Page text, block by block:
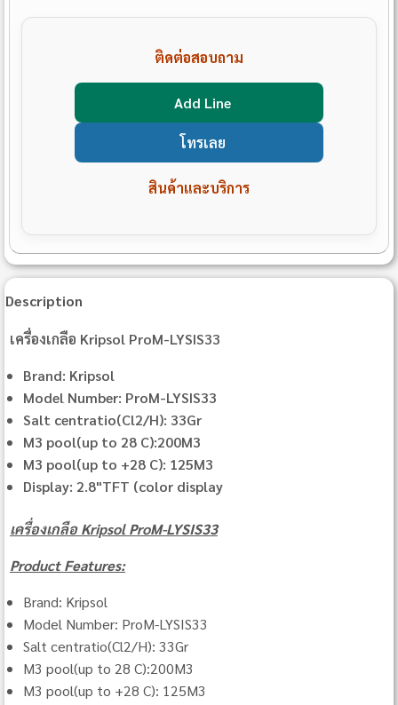
ติดต่อสอบถาม
Add Line
โทรเลย
สินค้าและบริการ
Description
เครื่องเกลือ Kripsol ProM-LYSIS33
Brand: Kripsol
Model Number: ProM-LYSIS33
Salt centratio(Cl2/H): 33Gr
M3 pool(up to 28 C):200M3
M3 pool(up to +28 C): 125M3
Display: 2.8"TFT (color display
เครื่องเกลือ Kripsol ProM-LYSIS33
Product Features:
Brand: Kripsol
Model Number: ProM-LYSIS33
Salt centratio(Cl2/H): 33Gr
M3 pool(up to 28 C):200M3
M3 pool(up to +28 C): 125M3